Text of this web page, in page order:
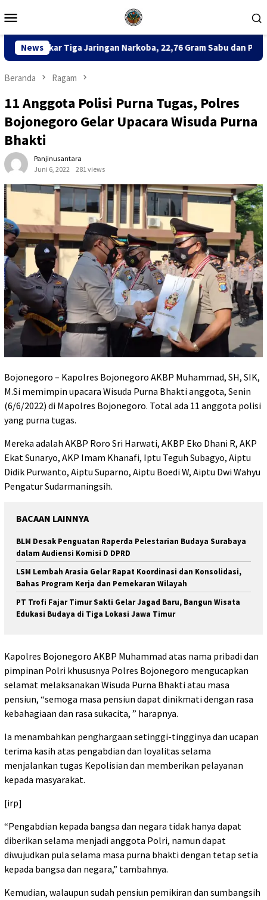
ke
Mobile
NewsNarkoba, 22,76 Gram Sabu dan Pil Ekstasi Disita
Beranda Ragam
11 Anggota Polisi Purna Tugas, Polres
Bojonegoro Gelar Upacara Wisuda Purna
Bhakti
Panjinusantara
Juni 6, 2022
281 views
Bojonegoro – Kapolres Bojonegoro AKBP Muhammad, SH, SIK,
M.Si memimpin upacara Wisuda Purna Bhakti anggota, Senin
(6/6/2022) di Mapolres Bojonegoro. Total ada 11 anggota polisi
yang purna tugas.
Mereka adalah AKBP Roro Sri Harwati, AKBP Eko Dhani R, AKP
Ekat Sunaryo, AKP Imam Khanafi, Iptu Teguh Subagyo, Aiptu
Didik Purwanto, Aiptu Suparno, Aiptu Boedi W, Aiptu Dwi Wahyu
Pengatur Sudarmaningsih.
BACAAN LAINNYA
BLM Desak Penguatan Raperda Pelestarian Budaya Surabaya
dalam Audiensi Komisi D DPRD
LSM Lembah Arasia Gelar Rapat Koordinasi dan Konsolidasi,
Bahas Program Kerja dan Pemekaran Wilayah
PT Trofi Fajar Timur Sakti Gelar Jagad Baru, Bangun Wisata
Edukasi Budaya di Tiga Lokasi Jawa Timur
Kapolres Bojonegoro AKBP Muhammad atas nama pribadi dan
pimpinan Polri khususnya Polres Bojonegoro mengucapkan
selamat melaksanakan Wisuda Purna Bhakti atau masa
pensiun, “semoga masa pensiun dapat dinikmati dengan rasa
kebahagiaan dan rasa sukacita, ” harapnya.
Ia menambahkan penghargaan setinggi-tingginya dan ucapan
terima kasih atas pengabdian dan loyalitas selama
menjalankan tugas Kepolisian dan memberikan pelayanan
kepada masyarakat.
[irp]
“Pengabdian kepada bangsa dan negara tidak hanya dapat
diberikan selama menjadi anggota Polri, namun dapat
diwujudkan pula selama masa purna bhakti dengan tetap setia
kepada bangsa dan negara,” tambahnya.
Kemudian, walaupun sudah pensiun pemikiran dan sumbangsih